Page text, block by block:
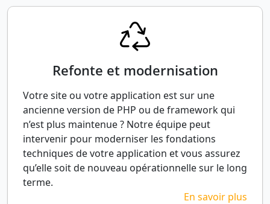
Refonte et modernisation
Votre site ou votre application est sur une
ancienne version de PHP ou de framework qui
n’est plus maintenue ? Notre équipe peut
intervenir pour moderniser les fondations
techniques de votre application et vous assurez
qu’elle soit de nouveau opérationnelle sur le long
terme.
En savoir plus